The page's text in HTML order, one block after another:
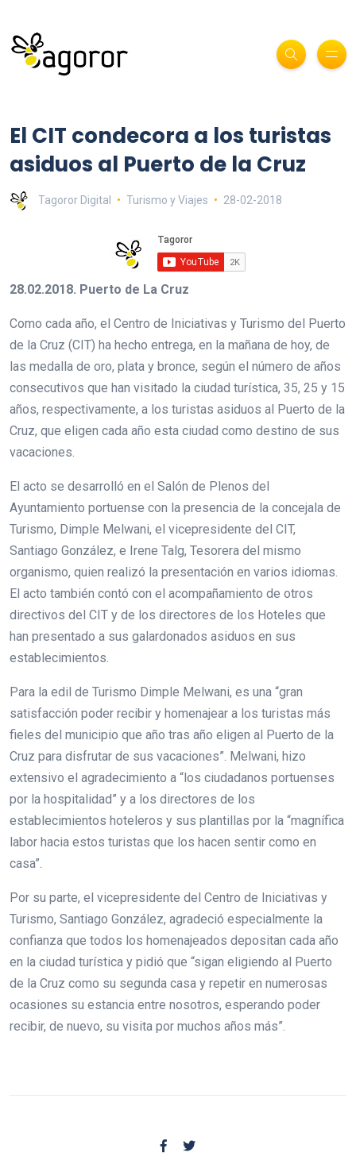
El CIT condecora a los turistas
asiduos al Puerto de la Cruz
Tagoror Digital Turismo y Viajes 28-02-2018
28.02.2018. Puerto de La Cruz
Como cada año, el Centro de Iniciativas y Turismo del Puerto
de la Cruz (CIT) ha hecho entrega, en la mañana de hoy, de
las medalla de oro, plata y bronce, según el número de años
consecutivos que han visitado la ciudad turística, 35, 25 y 15
años, respectivamente, a los turistas asiduos al Puerto de la
Cruz, que eligen cada año esta ciudad como destino de sus
vacaciones.
El acto se desarrolló en el Salón de Plenos del
Ayuntamiento portuense con la presencia de la concejala de
Turismo, Dimple Melwani, el vicepresidente del CIT,
Santiago González, e Irene Talg, Tesorera del mismo
organismo, quien realizó la presentación en varios idiomas.
El acto también contó con el acompañamiento de otros
directivos del CIT y de los directores de los Hoteles que
han presentado a sus galardonados asiduos en sus
establecimientos.
Para la edil de Turismo Dimple Melwani, es una “gran
satisfacción poder recibir y homenajear a los turistas más
fieles del municipio que año tras año eligen al Puerto de la
Cruz para disfrutar de sus vacaciones”. Melwani, hizo
extensivo el agradecimiento a “los ciudadanos portuenses
por la hospitalidad” y a los directores de los
establecimientos hoteleros y sus plantillas por la “magnífica
labor hacia estos turistas que los hacen sentir como en
casa”.
Por su parte, el vicepresidente del Centro de Iniciativas y
Turismo, Santiago González, agradeció especialmente la
confianza que todos los homenajeados depositan cada año
en la ciudad turística y pidió que “sigan eligiendo al Puerto
de la Cruz como su segunda casa y repetir en numerosas
ocasiones su estancia entre nosotros, esperando poder
recibir, de nuevo, su visita por muchos años más”.